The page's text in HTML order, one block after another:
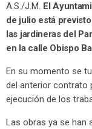
A.S./J.M. El
de julio está
las jardineras del
en la calle Obispo
En su momento se
del anterior contrato
ejecución de los
Las obras ya se han